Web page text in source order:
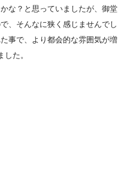
な？と思っていましたが、御堂
、そんなに狭く感じませんでし
事で、より都会的な雰囲気が増
した。